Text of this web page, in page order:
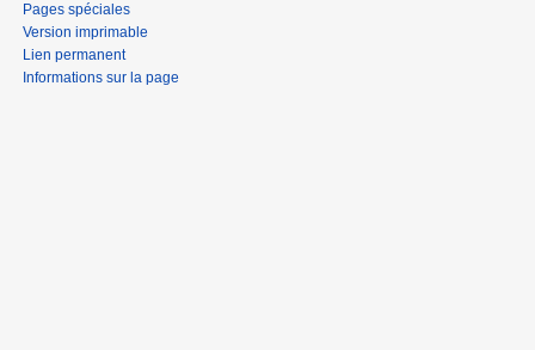
Pages spéciales
Version imprimable
Lien permanent
Informations sur la page